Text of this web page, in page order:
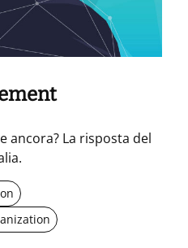
ancora? La risposta del